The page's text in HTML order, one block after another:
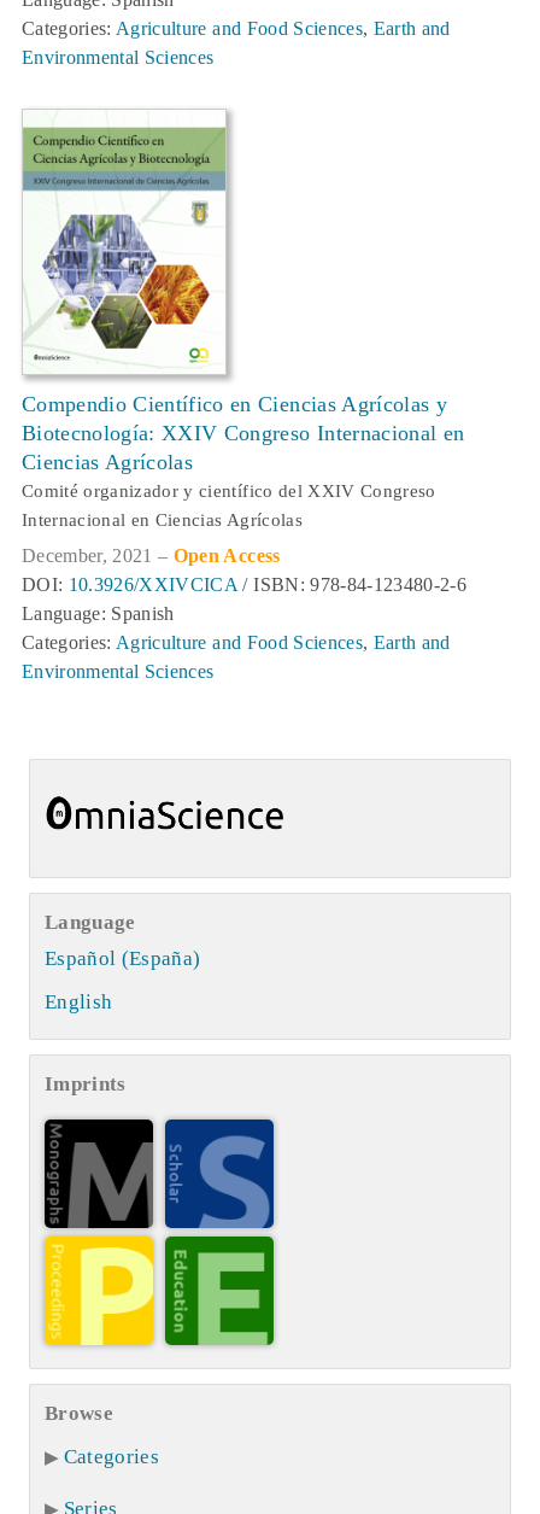
Categories: Agriculture and Food Sciences, Earth and
Environmental Sciences
Compendio Científico en Ciencias Agrícolas y
Biotecnología: XXIV Congreso Internacional en
Ciencias Agrícolas
Comité organizador y científico del XXIV Congreso
Internacional en Ciencias Agrícolas
December, 2021 – Open Access
DOI: 10.3926/XXIVCICA / ISBN: 978-84-123480-2-6
Language: Spanish
Categories: Agriculture and Food Sciences, Earth and
Environmental Sciences
Language
Español (España)
English
Imprints
Browse
Categories
Series